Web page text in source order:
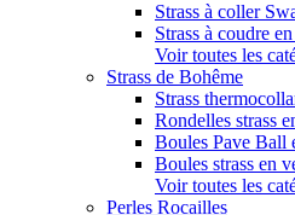
Strass à coller
Strass à coudre
Voir toutes les
Strass de Bohême
Strass
Rondelles strass
Boules Pave Ball
Boules strass en
Voir toutes les
Perles Rocailles